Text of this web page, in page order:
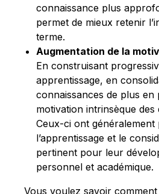
connaissance plus
permet de mieux retenir
terme.
Augmentation de la
En construisant
apprentissage, en
connaissances de plus en
motivation intrinsèque des
Ceux-ci ont généralement
l’apprentissage et le
pertinent pour leur
personnel et académique.
Vous voulez savoir